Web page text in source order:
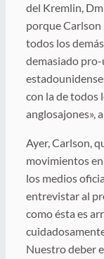
del Kremlin,
porque Carlson
todos los
demasiado
con la de todos
anglosajones»,
Ayer, Carlson,
movimientos
los medios
entrevistar al
como ésta es
Nuestro deber